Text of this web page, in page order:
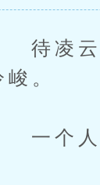
云霄
。
人的